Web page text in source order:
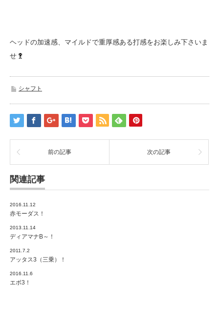
ヘッドの加速感、マイルドで重厚感ある打感をお楽しみ下さいま
せ
シャフト
前の記事 次の記事
関連記事
2016.11.12
赤モーダス！
2013.11.14
ディアマナB～！
2011.7.2
アッタス3（三乗）！
2016.11.6
エボ3！